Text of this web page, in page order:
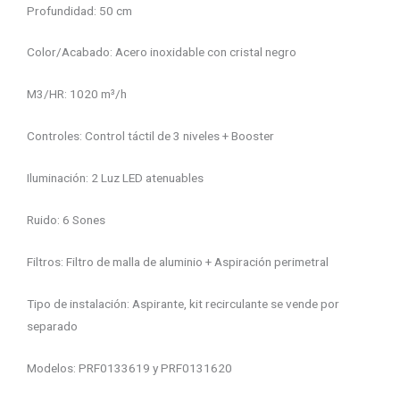
Profundidad: 50 cm
Color/Acabado: Acero inoxidable con cristal negro
M3/HR: 1020 m³/h
Controles: Control táctil de 3 niveles + Booster
Iluminación: 2 Luz LED atenuables
Ruido: 6 Sones
Filtros: Filtro de malla de aluminio + Aspiración perimetral
Tipo de instalación: Aspirante, kit recirculante se vende por
separado
Modelos: PRF0133619 y PRF0131620